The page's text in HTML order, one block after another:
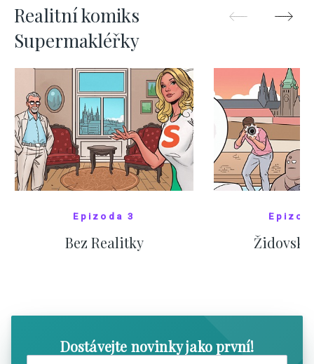
Realitní komiks
Supermakléřky
Epizoda 3
Bez Realitky
Dostávejte novinky jako první!